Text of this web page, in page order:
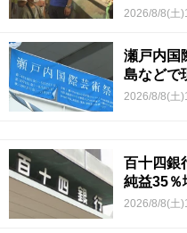
2026/8/8(土
瀬戸内国
島などで
2026/8/8(土
百十四
純益35
2026/8/8(土